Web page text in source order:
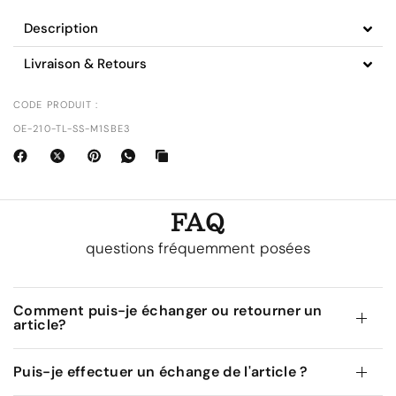
Description
Livraison & Retours
CODE PRODUIT :
OE-210-TL-SS-M1SBE3
FAQ
questions fréquemment posées
Comment puis-je échanger ou retourner un
article?
Puis-je effectuer un échange de l'article ?